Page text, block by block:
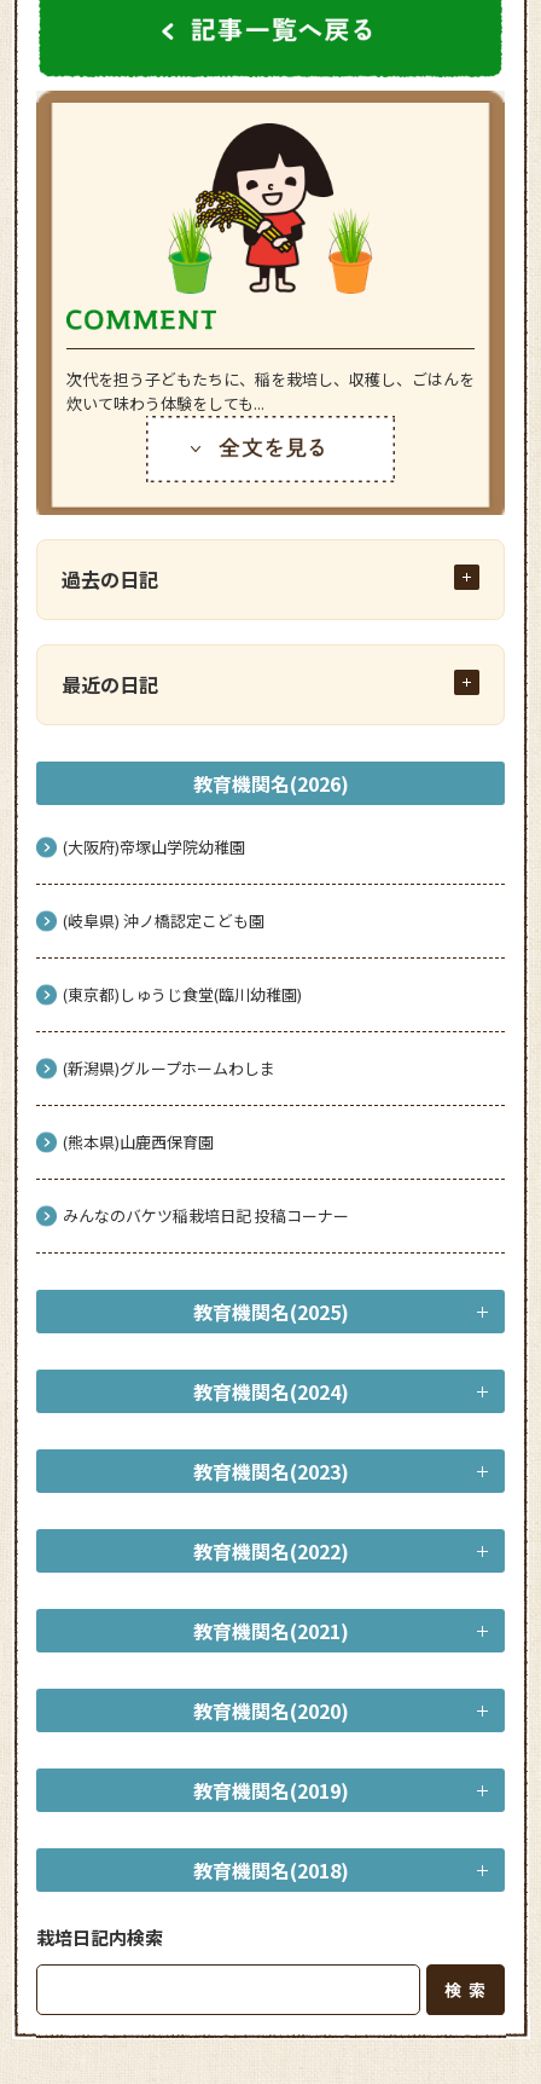
次代を担う子どもたちに、稲を栽培し、収穫し、ごはんを
炊いて味わう体験をしても...
過去の日記
最近の日記
教育機関名(2026)
(大阪府)帝塚山学院幼稚園
(岐阜県) 沖ノ橋認定こども園
(東京都)しゅうじ食堂(臨川幼稚園)
(新潟県)グループホームわしま
(熊本県)山鹿西保育園
みんなのバケツ稲栽培日記 投稿コーナー
教育機関名(2025)
教育機関名(2024)
教育機関名(2023)
教育機関名(2022)
教育機関名(2021)
教育機関名(2020)
教育機関名(2019)
教育機関名(2018)
栽培日記内検索